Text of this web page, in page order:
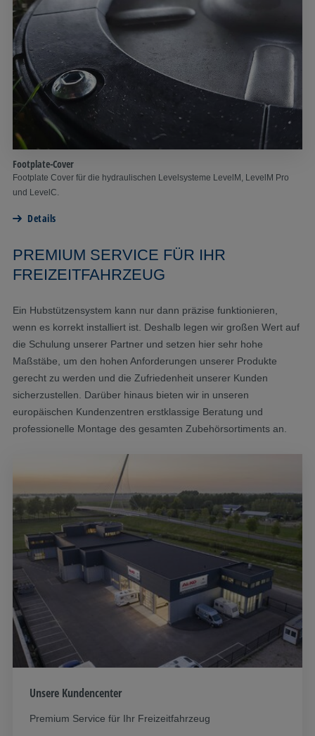
Footplate-Cover
Footplate Cover für die hydraulischen Levelsysteme LevelM, LevelM Pro
und LevelC.
Details
PREMIUM SERVICE FÜR IHR
FREIZEITFAHRZEUG
Ein Hubstützensystem kann nur dann präzise funktionieren,
wenn es korrekt installiert ist. Deshalb legen wir großen Wert auf
die Schulung unserer Partner und setzen hier sehr hohe
Maßstäbe, um den hohen Anforderungen unserer Produkte
gerecht zu werden und die Zufriedenheit unserer Kunden
sicherzustellen. Darüber hinaus bieten wir in unseren
europäischen Kundenzentren erstklassige Beratung und
professionelle Montage des gesamten Zubehörsortiments an.
Unsere Kundencenter
Premium Service für Ihr Freizeitfahrzeug